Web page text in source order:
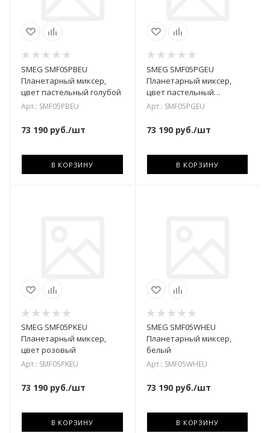
SMEG SMF05PBEU
Планетарный миксер,
цвет пастельный голубой
Арт.: SMF05PBEU
73 190 руб./шт
В КОРЗИНУ
SMEG SMF05PGEU
Планетарный миксер,
цвет пастельный
зелёный
Арт.: SMF05PGEU
73 190руб./шт
В КОРЗИНУ
SMEG SMF05PKEU
Планетарный миксер,
цвет розовый
Арт.: SMF05PKEU
73 190 руб./шт
В КОРЗИНУ
SMEG SMF05WHEU
Планетарный миксер,
белый
Арт.: SMF05WHEU
73 190руб./шт
В КОРЗИНУ